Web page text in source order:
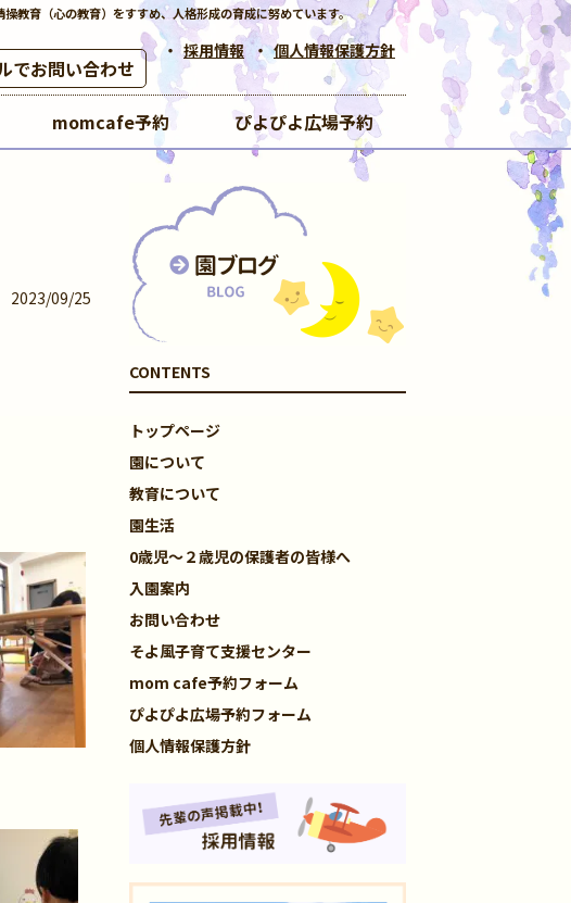
教育（心の教育）をすすめ、人格形成の育成に努めています。
でお問い合わせ
採用情報 個人情報保護方針
momcafe予約 ぴよぴよ広場予約
2023/09/25
CONTENTS
トップページ
園について
教育について
園生活
0歳児～２歳児の保護者の皆様へ
入園案内
お問い合わせ
そよ風子育て支援センター
mom cafe予約フォーム
ぴよぴよ広場予約フォーム
個人情報保護方針